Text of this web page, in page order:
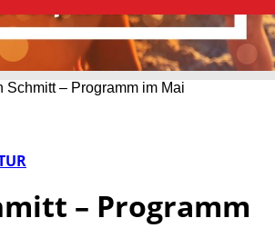
Schmitt – Programm im Mai
– Programm